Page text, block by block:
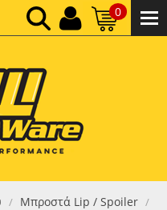
0
ΣΎΝΟΛΟ:
ΣΎΝΟΛΟ:0,00 €
/ Μπροστά Lip / Spoiler /